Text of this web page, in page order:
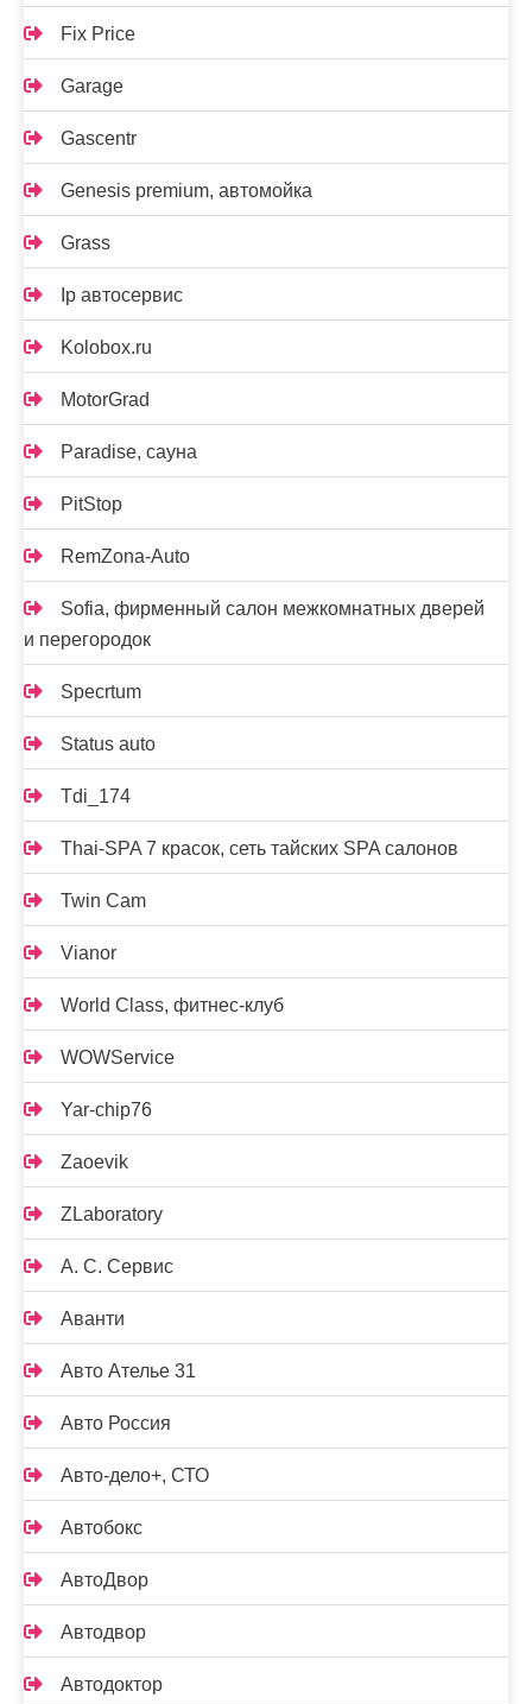
Fix Price
Garage
Gascentr
Genesis premium, автомойка
Grass
Ip автосервис
Kolobox.ru
MotorGrad
Paradise, сауна
PitStop
RemZona-Auto
Sofia, фирменный салон межкомнатных дверей
и перегородок
Specrtum
Status auto
Tdi_174
Thai-SPA 7 красок, сеть тайских SPA салонов
Twin Cam
Vianor
World Class, фитнес-клуб
WOWService
Yar-chip76
Zaoevik
ZLaboratory
А. С. Сервис
Аванти
Авто Ателье 31
Авто Россия
Авто-дело+, СТО
Автобокс
АвтоДвор
Автодвор
Автодоктор